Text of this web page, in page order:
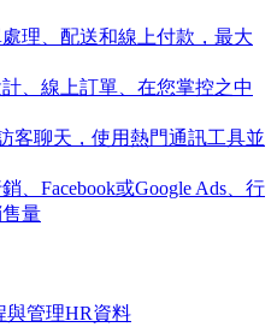
理、配送和線上付款，最大
、線上訂單、在您掌控之中
客聊天，使用熱門通訊工具並
、Facebook或Google Ads、行
量
與管理HR資料